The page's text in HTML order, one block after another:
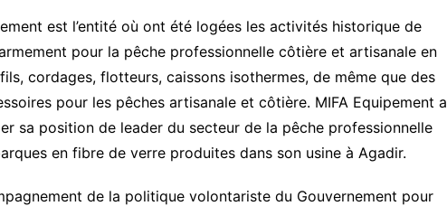
est l’entité où ont été logées les activités historique de
pour la pêche professionnelle côtière et artisanale en
cordages, flotteurs, caissons isothermes, de même que des
pour les pêches artisanale et côtière. MIFA Equipement a
sa position de leader du secteur de la pêche professionnelle
en fibre de verre produites dans son usine à Agadir.
de la politique volontariste du Gouvernement pour